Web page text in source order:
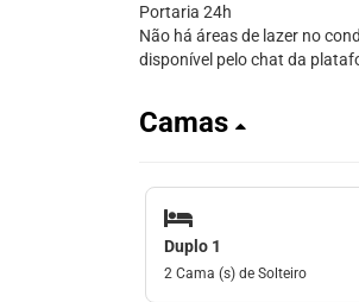
Portaria 24h
Não há áreas de lazer no
disponível pelo chat da
Camas
Duplo 1
2 Cama (s) de Solteiro